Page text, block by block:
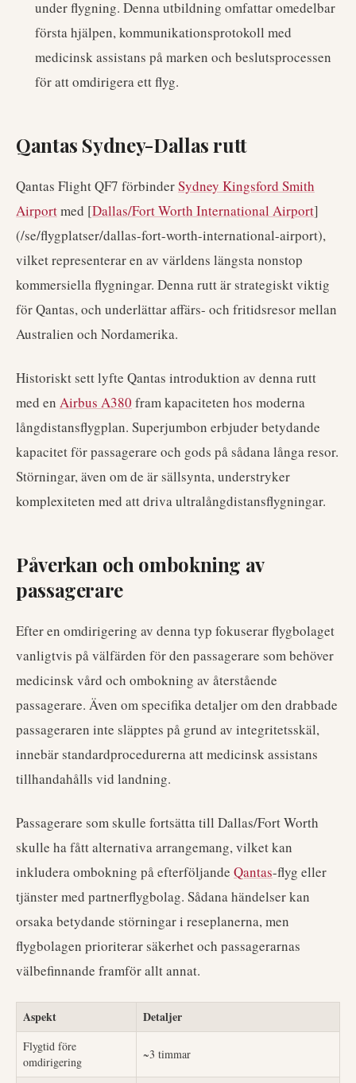
under flygning. Denna utbildning omfattar omedelbar
första hjälpen, kommunikationsprotokoll med
medicinsk assistans på marken och beslutsprocessen
för att omdirigera ett flyg.
Qantas Sydney-Dallas rutt
Qantas Flight QF7 förbinderSydney Kingsford Smith
Airportmed [Dallas/Fort Worth International Airport]
(/se/flygplatser/dallas-fort-worth-international-airport),
vilket representerar en av världens längsta nonstop
kommersiella flygningar. Denna rutt är strategiskt viktig
för Qantas, och underlättar affärs- och fritidsresor mellan
Australien och Nordamerika.
Historiskt sett lyfte Qantas introduktion av denna rutt
med en Airbus A380 fram kapaciteten hos moderna
långdistansflygplan. Superjumbon erbjuder betydande
kapacitet för passagerare och gods på sådana långa resor.
Störningar, även om de är sällsynta, understryker
komplexiteten med att driva ultralångdistansflygningar.
Påverkan och ombokning av
passagerare
Efter en omdirigering av denna typ fokuserar flygbolaget
vanligtvis på välfärden för den passagerare som behöver
medicinsk vård och ombokning av återstående
passagerare. Även om specifika detaljer om den drabbade
passageraren inte släpptes på grund av integritetsskäl,
innebär standardprocedurerna att medicinsk assistans
tillhandahålls vid landning.
Passagerare som skulle fortsätta till Dallas/Fort Worth
skulle ha fått alternativa arrangemang, vilket kan
inkludera ombokning på efterföljande Qantas-flyg eller
tjänster med partnerflygbolag. Sådana händelser kan
orsaka betydande störningar i reseplanerna, men
flygbolagen prioriterar säkerhet och passagerarnas
välbefinnande framför allt annat.
Aspekt Detaljer
Flygtid före
omdirigering
~3 timmar